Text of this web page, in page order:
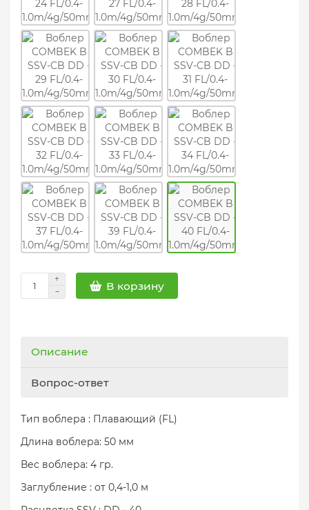
В корзину
Описание
Вопрос-ответ
Тип воблера : Плавающий (FL)
Длина воблера: 50 мм
Вес воблера: 4 гр.
Заглубление : от 0,4-1,0 м